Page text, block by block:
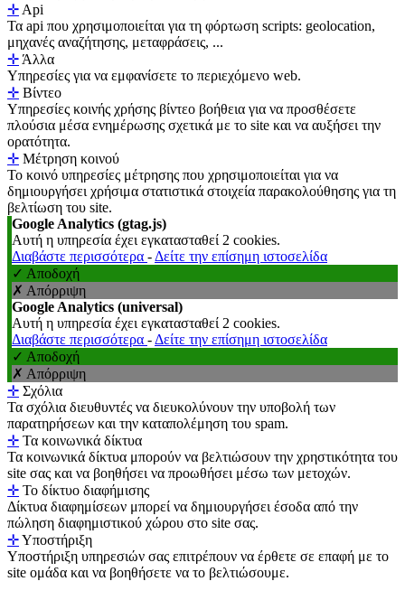
✛ Api
Τα api που χρησιμοποιείται για τη φόρτωση scripts: geolocation,
μηχανές αναζήτησης, μεταφράσεις, ...
✛ Άλλα
Υπηρεσίες για να εμφανίσετε το περιεχόμενο web.
✛ Βίντεο
Υπηρεσίες κοινής χρήσης βίντεο βοήθεια για να προσθέσετε
πλούσια μέσα ενημέρωσης σχετικά με το site και να αυξήσει την
ορατότητα.
✛ Μέτρηση κοινού
Το κοινό υπηρεσίες μέτρησης που χρησιμοποιείται για να
δημιουργήσει χρήσιμα στατιστικά στοιχεία παρακολούθησης για τη
βελτίωση του site.
Google Analytics (gtag.js)
Αυτή η υπηρεσία έχει εγκατασταθεί 2 cookies.
Διαβάστε περισσότερα - Δείτε την επίσημη ιστοσελίδα
✓ Αποδοχή
✗ Απόρριψη
Google Analytics (universal)
Αυτή η υπηρεσία έχει εγκατασταθεί 2 cookies.
Διαβάστε περισσότερα - Δείτε την επίσημη ιστοσελίδα
✓ Αποδοχή
✗ Απόρριψη
✛ Σχόλια
Τα σχόλια διευθυντές να διευκολύνουν την υποβολή των
παρατηρήσεων και την καταπολέμηση του spam.
✛ Τα κοινωνικά δίκτυα
Τα κοινωνικά δίκτυα μπορούν να βελτιώσουν την χρηστικότητα του
site σας και να βοηθήσει να προωθήσει μέσω των μετοχών.
✛ Το δίκτυο διαφήμισης
Δίκτυα διαφημίσεων μπορεί να δημιουργήσει έσοδα από την
πώληση διαφημιστικού χώρου στο site σας.
✛Υποστήριξη
Υποστήριξη υπηρεσιών σας επιτρέπουν να έρθετε σε επαφή με το
site ομάδα και να βοηθήσετε να το βελτιώσουμε.